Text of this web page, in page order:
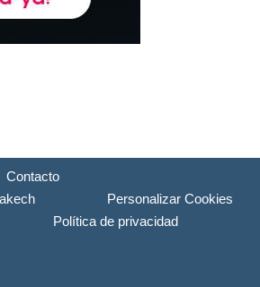
Contacto
Personalizar Cookies
Política de privacidad